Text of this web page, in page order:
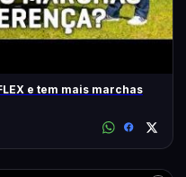
e tem mais marchas